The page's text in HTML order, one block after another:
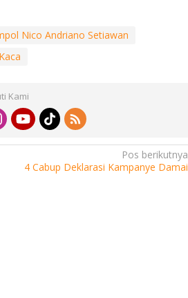
Nico Andriano Setiawan
Kami
Pos berikutnya
4 Cabup Deklarasi Kampanye Damai